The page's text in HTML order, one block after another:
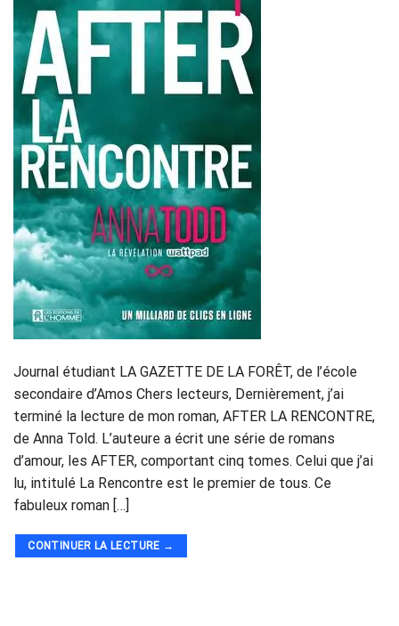
Journal étudiant LA GAZETTE DE LA FORÊT, de l’école
secondaire d’Amos Chers lecteurs, Dernièrement, j’ai
terminé la lecture de mon roman, AFTER LA RENCONTRE,
de Anna Told. L’auteure a écrit une série de romans
d’amour, les AFTER, comportant cinq tomes. Celui que j’ai
lu, intitulé La Rencontre est le premier de tous. Ce
fabuleux roman […]
CONTINUER LA LECTURE →